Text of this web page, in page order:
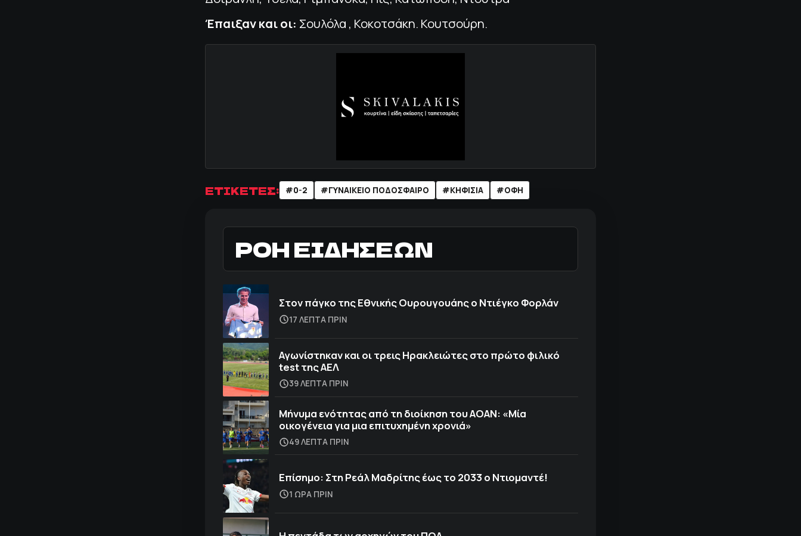
Έπαιξαν και οι: Σουλόλα , Κοκοτσάκη. Κουτσούρη.
ΕΤΙΚΕΤΕΣ: #0-2 #ΓΥΝΑΙΚΕΙΟ ΠΟΔΟΣΦΑΙΡΟ #ΚΗΦΙΣΙΑ #ΟΦΗ
ΡΟΗ ΕΙΔΗΣΕΩΝ
Στον πάγκο της Εθνικής Ουρουγουάης ο Ντιέγκο Φορλάν
17 ΛΕΠΤΑ ΠΡΙΝ
Αγωνίστηκαν και οι τρεις Ηρακλειώτες στο πρώτο φιλικό
test της ΑΕΛ
39 ΛΕΠΤΑ ΠΡΙΝ
Μήνυμα ενότητας από τη διοίκηση του ΑΟΑΝ: «Μία
οικογένεια για μια επιτυχημένη χρονιά»
49 ΛΕΠΤΑ ΠΡΙΝ
Επίσημο: Στη Ρεάλ Μαδρίτης έως το 2033 ο Ντιομαντέ!
1 ΩΡΑ ΠΡΙΝ